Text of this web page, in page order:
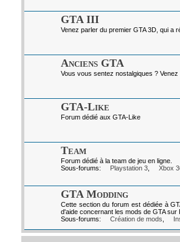
GTA III
Venez parler du premier GTA 3D, qui a
Anciens GTA
Vous vous sentez nostalgiques ?
GTA-Like
Forum dédié aux GTA-Like
Team
Forum dédié à la team de jeu en ligne.
Sous-forums:
Playstation 3, Xbox
GTA Modding
Cette section du forum est dédiée à
d'aide concernant les mods de GTA sur
Sous-forums:
Création de mods